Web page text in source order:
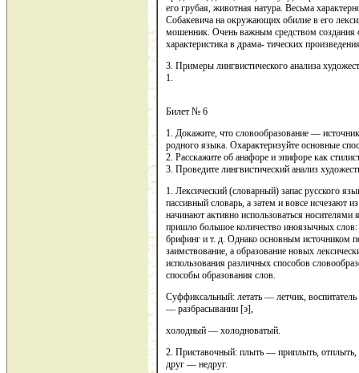
его грубая, животная натура. Весьма
Собакевича на окружающих обилие в его
мошенник. Очень важным средством создания
характеристика в драма- тических
3. Примеры лингвистического анализа
1.
Билет № 6
1. Докажите, что словообразование —
родного языка. Охарактеризуйте основные
2. Расскажите об анафоре и эпифоре как
3. Проведите лингвистический анализ
1. Лексический (словарный) запас русского
пассивный словарь, а затем и вовсе исчезают
начинают активно использоваться
пришло большое количество иноязычных
брифинг и т. д. Однако основным источником
заимствование, а образование новых
использования различных способов
способы образования слов.
Суффиксальный: летать — летчик,
— разбрасывании [э],
холодный — холодноватый.
2. Приставочный: плыть — приплыть,
друг — недруг.